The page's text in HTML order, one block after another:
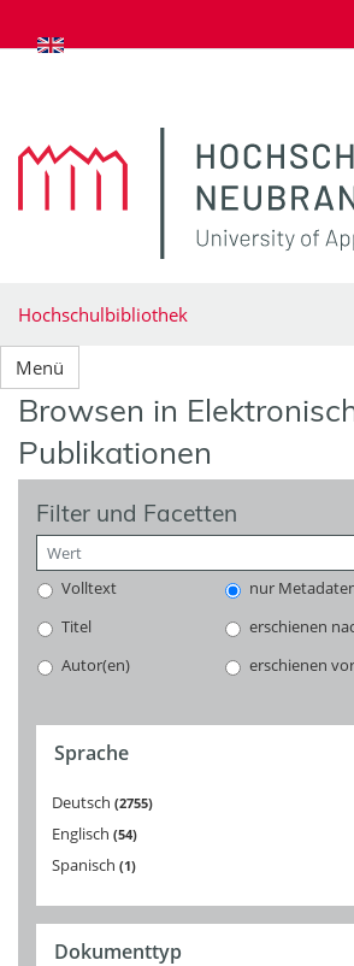
zum Inhalt springen
Hochschulbibliothek
Menü
Browsen in
Publikationen
Filter und Facetten
Volltext
nur
Titel
erschienen
Autor(en)
erschienen vor
Sprache
Deutsch 2755
Englisch 54
Spanisch 1
Dokumenttyp